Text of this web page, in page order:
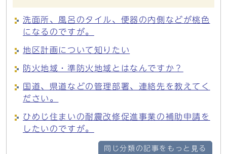
洗面所、風呂のタイル、便器の内側などが桃色
になるのですが。
地区計画について知りたい
防火地域・準防火地域とはなんですか？
国道、県道などの管理部署、連絡先を教えてく
ださい。
ひめじ住まいの耐震改修促進事業の補助申請を
したいのですが。
同じ分類の記事をもっと見る